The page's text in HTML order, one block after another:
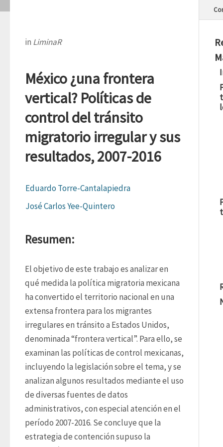
in LiminaR
México ¿una frontera
vertical? Políticas de
control del tránsito
migratorio irregular y sus
resultados, 2007-2016
Eduardo Torre-Cantalapiedra
José Carlos Yee-Quintero
Resumen:
El objetivo de este trabajo es analizar en
qué medida la política migratoria mexicana
ha convertido el territorio nacional en una
extensa frontera para los migrantes
irregulares en tránsito a Estados Unidos,
denominada “frontera vertical”. Para ello, se
examinan las políticas de control mexicanas,
incluyendo la legislación sobre el tema, y se
analizan algunos resultados mediante el uso
de diversas fuentes de datos
administrativos, con especial atención en el
período 2007-2016. Se concluye que la
estrategia de contención supuso la